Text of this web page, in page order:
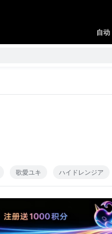
自动
歌愛ユキ ハイドレンジア